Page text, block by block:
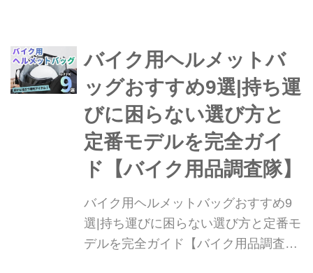
須アイテムです。この記事では、通
勤・通学の足として活躍する原付やス
クーター、カブ向けの防水シートカバ
ーを厳...
バイク用ヘルメットバ
ッグおすすめ9選|持ち運
びに困らない選び方と
定番モデルを完全ガイ
ド【バイク用品調査隊】
バイク用ヘルメットバッグおすすめ9
選|持ち運びに困らない選び方と定番モ
デルを完全ガイド【バイク用品調査